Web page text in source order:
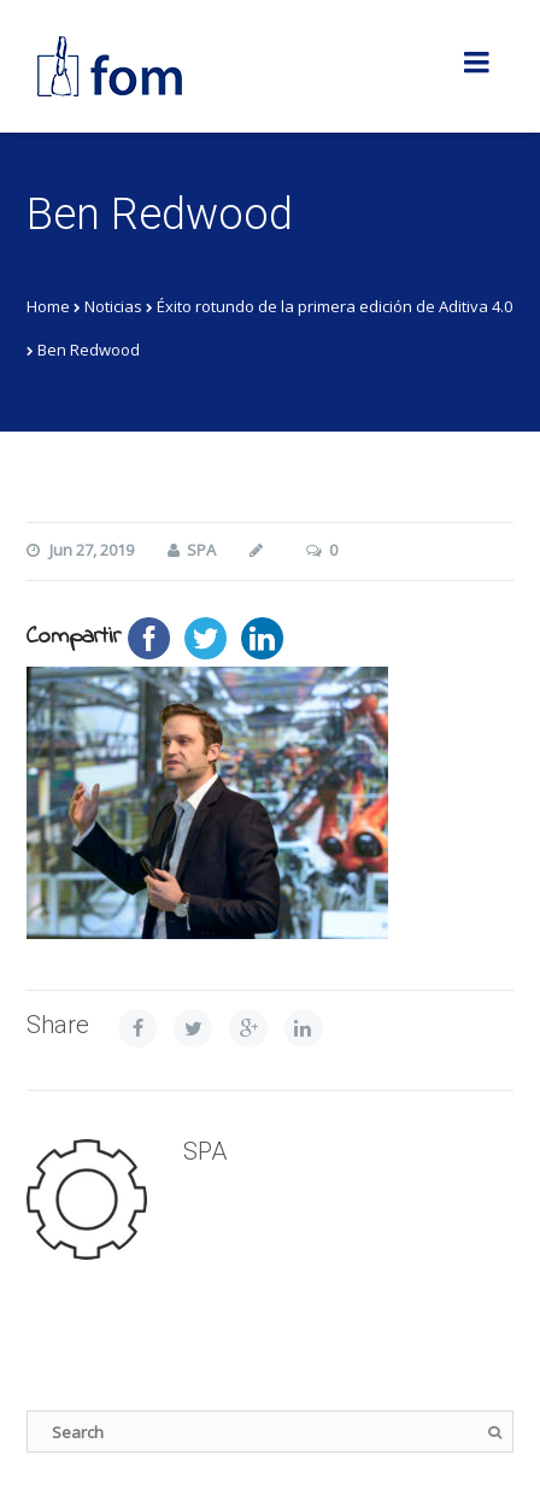
Ben Redwood
Home Noticias
Éxito rotundo de la primera edición de Aditiva 4.0
Ben Redwood
Jun 27, 2019 SPA 0
Compartir
Share
SPA